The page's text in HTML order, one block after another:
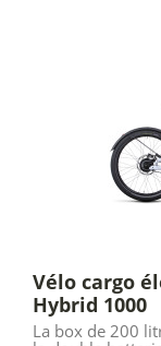
Vélo cargo
Hybrid 1000
La box de 200